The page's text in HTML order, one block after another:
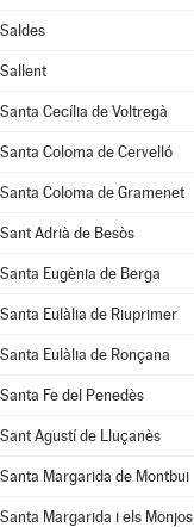
Saldes
Sallent
Santa Cecília de Voltregà
Santa Coloma de Cervelló
Santa Coloma de Gramenet
Sant Adrià de Besòs
Santa Eugènia de Berga
Santa Eulàlia de Riuprimer
Santa Eulàlia de Ronçana
Santa Fe del Penedès
Sant Agustí de Lluçanès
Santa Margarida de Montbui
Santa Margarida i els Monjos